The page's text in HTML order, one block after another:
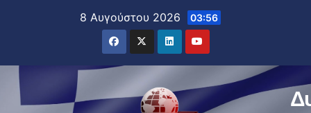
8 Αυγούστου 2026 03:56